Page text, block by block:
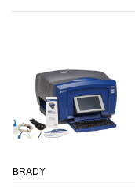
BRADY